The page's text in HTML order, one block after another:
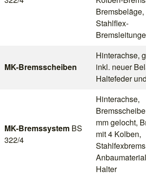
Stahlflex-
MK-Bremsscheiben
Hinterachse,
inkl. neuer
Haltefeder
MK-Bremssystem BS
322/4
Hinterachse,
mm gelocht,
mit 4 Kolben,
Halter